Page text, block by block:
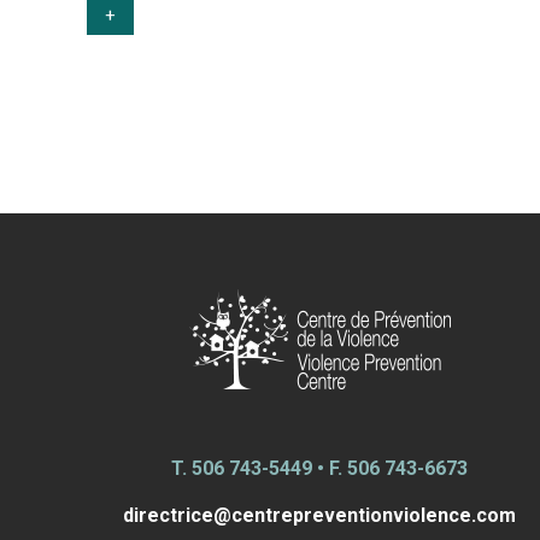
+
T. 506 743-5449 • F. 506 743-6673
directrice@centrepreventionviolence.com